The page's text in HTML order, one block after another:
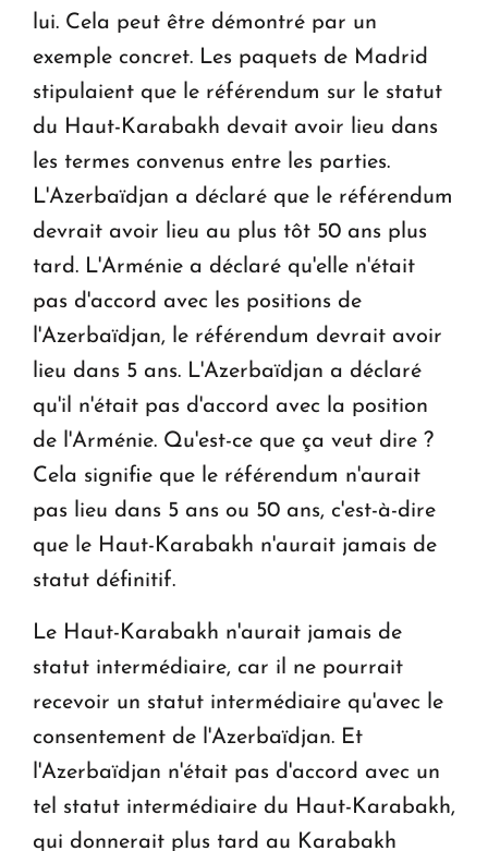
lui. Cela peut être démontré par un
exemple concret. Les paquets de Madrid
stipulaient que le référendum sur le statut
du Haut-Karabakh devait avoir lieu dans
les termes convenus entre les parties.
L'Azerbaïdjan a déclaré que le référendum
devrait avoir lieu au plus tôt 50 ans plus
tard. L'Arménie a déclaré qu'elle n'était
pas d'accord avec les positions de
l'Azerbaïdjan, le référendum devrait avoir
lieu dans 5 ans. L'Azerbaïdjan a déclaré
qu'il n'était pas d'accord avec la position
de l'Arménie. Qu'est-ce que ça veut dire ?
Cela signifie que le référendum n'aurait
pas lieu dans 5 ans ou 50 ans, c'est-à-dire
que le Haut-Karabakh n'aurait jamais de
statut définitif.
Le Haut-Karabakh n'aurait jamais de
statut intermédiaire, car il ne pourrait
recevoir un statut intermédiaire qu'avec le
consentement de l'Azerbaïdjan. Et
l'Azerbaïdjan n'était pas d'accord avec un
tel statut intermédiaire du Haut-Karabakh,
qui donnerait plus tard au Karabakh